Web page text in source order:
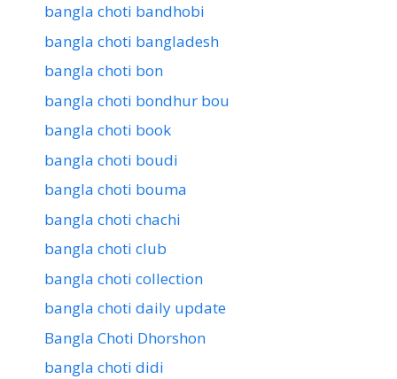
bangla choti bandhobi
bangla choti bangladesh
bangla choti bon
bangla choti bondhur bou
bangla choti book
bangla choti boudi
bangla choti bouma
bangla choti chachi
bangla choti club
bangla choti collection
bangla choti daily update
Bangla Choti Dhorshon
bangla choti didi